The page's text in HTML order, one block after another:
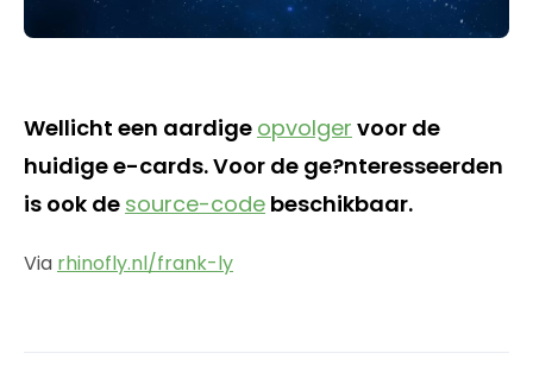
Wellicht een aardige opvolger voor de
huidige e-cards. Voor de ge?nteresseerden
is ook de source-code beschikbaar.
Via rhinofly.nl/frank-ly